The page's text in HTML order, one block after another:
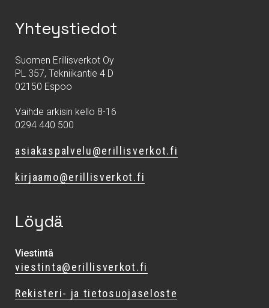
Yhteystiedot
Suomen Erillisverkot Oy
PL 357, Tekniikantie 4 D
02150 Espoo
Vaihde arkisin kello 8-16
0294 440 500
asiakaspalvelu@erillisverkot.fi
kirjaamo@erillisverkot.fi
Löydä
Viestintä
viestinta@erillisverkot.fi
Rekisteri- ja tietosuojaseloste